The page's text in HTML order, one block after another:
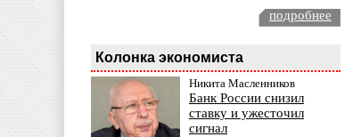
подробнее
Колонка экономиста
Никита Масленников
Банк России снизил
ставку и ужесточил
сигнал